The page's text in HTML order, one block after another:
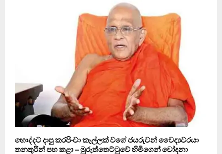
හොද්දට දාපු කරපිංචා කෑල්ලක් වගේ ජයරුවන් වෛද්‍යවරයා
තනතුරින් පහ කළා – මුරුත්තෙට්ටුවේ හිමිගෙන් චෝදනා